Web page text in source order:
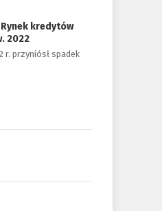
kredytów
2022
r. przyniósł spadek